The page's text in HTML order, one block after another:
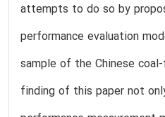
attempts to do so by
performance evaluation
sample of the Chinese
finding of this paper not